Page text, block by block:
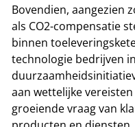
Bovendien, aangezien
als CO2-compensatie
binnen
technologie bedrijven
aan wettelijke
groeiende vraag van